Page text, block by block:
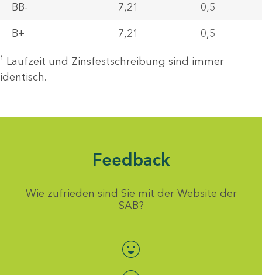
BB- 7,21 0,5
B+ 7,21 0,5
¹ Laufzeit und Zinsfestschreibung sind immer
identisch.
Feedback
Wie zufrieden sind Sie mit der Website der
SAB?
Bewertung auswählen